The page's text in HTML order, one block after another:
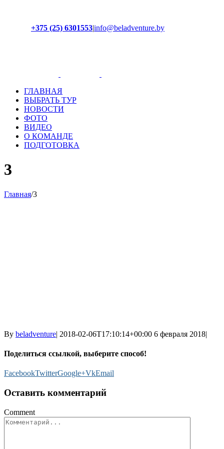
+375 (25) 6301553|info@beladventure.by
ГЛАВНАЯ
ВЫБРАТЬ ТУР
НОВОСТИ
ФОТО
ВИДЕО
О КОМАНДЕ
ПОДГОТОВКА
3
Главная/3
By beladventure| 2018-02-06T17:10:14+00:00 6 февраля 2018|
Поделиться ссылкой, выберите способ!
FacebookTwitterGoogle+VkEmail
Оставить комментарий
Comment